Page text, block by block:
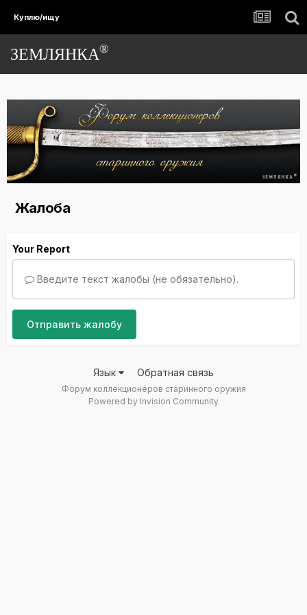
Куплю/ищу
ЗЕМЛЯНКА®
Жалоба
Your Report
Введите текст жалобы (не обязательно).
Отправить жалобу
Язык Обратная связь
Форум коллекционеров старинного оружия
Powered by Invision Community